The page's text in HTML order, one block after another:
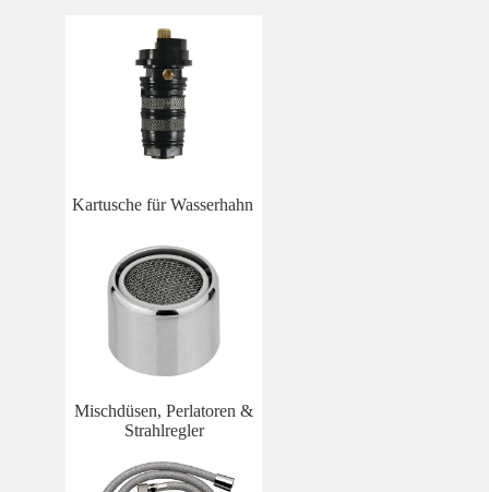
Kartusche für Wasserhahn
Mischdüsen, Perlatoren &
Strahlregler